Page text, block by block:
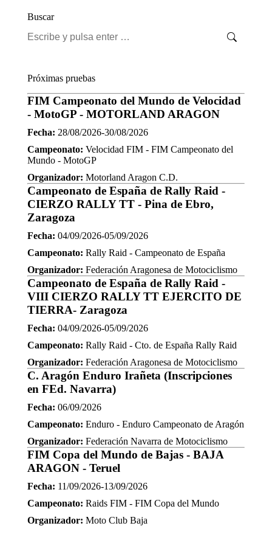
Buscar
Buscar:
Próximas pruebas
FIM Campeonato del Mundo de Velocidad
- MotoGP - MOTORLAND ARAGON
Fecha: 28/08/2026-30/08/2026
Campeonato: Velocidad FIM - FIM Campeonato del
Mundo - MotoGP
Organizador: Motorland Aragon C.D.
Campeonato de España de Rally Raid -
CIERZO RALLY TT - Pina de Ebro,
Zaragoza
Fecha: 04/09/2026-05/09/2026
Campeonato: Rally Raid - Campeonato de España
Organizador: Federación Aragonesa de Motociclismo
Campeonato de España de Rally Raid -
VIII CIERZO RALLY TT EJERCITO DE
TIERRA- Zaragoza
Fecha: 04/09/2026-05/09/2026
Campeonato: Rally Raid - Cto. de España Rally Raid
Organizador: Federación Aragonesa de Motociclismo
C. Aragón Enduro Irañeta (Inscripciones
en FEd. Navarra)
Fecha: 06/09/2026
Campeonato: Enduro - Enduro Campeonato de Aragón
Organizador: Federación Navarra de Motociclismo
FIM Copa del Mundo de Bajas - BAJA
ARAGON - Teruel
Fecha: 11/09/2026-13/09/2026
Campeonato: Raids FIM - FIM Copa del Mundo
Organizador: Moto Club Baja